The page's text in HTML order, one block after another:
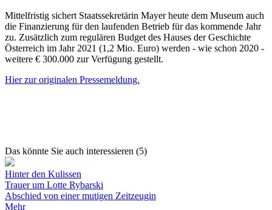
Mittelfristig sichert Staatssekretärin Mayer heute dem Museum auch
die Finanzierung für den laufenden Betrieb für das kommende Jahr
zu. Zusätzlich zum regulären Budget des Hauses der Geschichte
Österreich im Jahr 2021 (1,2 Mio. Euro) werden - wie schon 2020 -
weitere € 300.000 zur Verfügung gestellt.
Hier zur originalen Pressemeldung.
Das könnte Sie auch interessieren (5)
Hinter den Kulissen
Trauer um Lotte Rybarski
Abschied von einer mutigen Zeitzeugin
Mehr